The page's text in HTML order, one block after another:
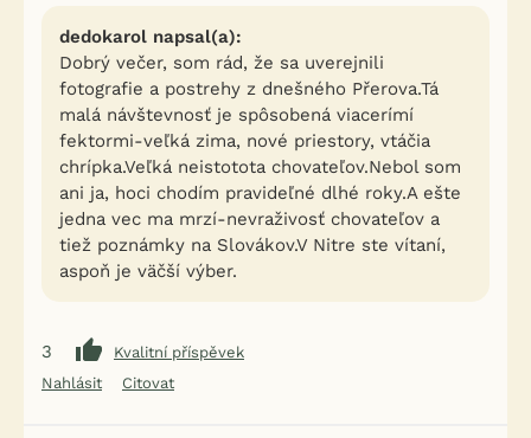
dedokarol napsal(a):
Dobrý večer, som rád, že sa uverejnili
fotografie a postrehy z dnešného Přerova.Tá
malá návštevnosť je spôsobená viacerímí
fektormi-veľká zima, nové priestory, vtáčia
chrípka.Veľká neistotota chovateľov.Nebol som
ani ja, hoci chodím pravideľné dlhé roky.A ešte
jedna vec ma mrzí-nevraživosť chovateľov a
tiež poznámky na Slovákov.V Nitre ste vítaní,
aspoň je väčší výber.
3
Kvalitní příspěvek
Nahlásit
Citovat